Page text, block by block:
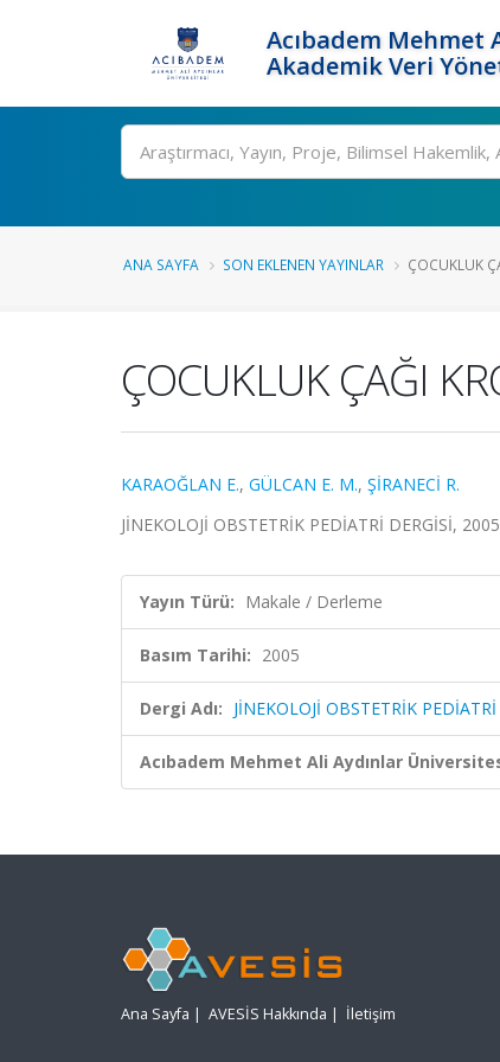
Acıbadem Mehmet
Akademik Veri
Ara
ANA SAYFA SON EKLENEN YAYINLAR ÇOCUKLUK
ÇOCUKLUK ÇAĞI
KARAOĞLAN E., GÜLCAN E. M., ŞİRANECİ R.
JİNEKOLOJİ OBSTETRİK PEDİATRİ DERGİSİ,
Yayın Türü: Makale / Derleme
Basım Tarihi: 2005
Dergi Adı: JİNEKOLOJİ OBSTETRİK
Acıbadem Mehmet Ali Aydınlar
Ana Sayfa | AVESİS Hakkında | İletişim